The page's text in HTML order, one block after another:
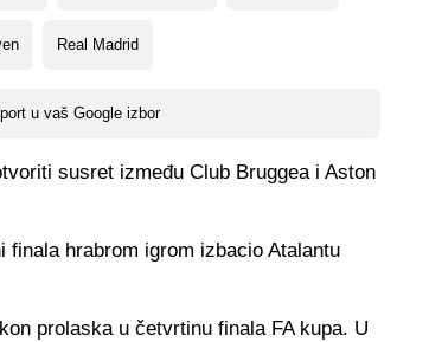
Real Madrid
u vaš Google izbor
susret između Club Bruggea i Aston
hrabrom igrom izbacio Atalantu
prolaska u četvrtinu finala FA kupa. U